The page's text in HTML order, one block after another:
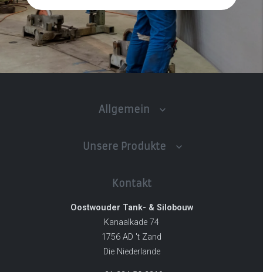
Allgemein
Unsere Produkte
Kontakt
Oostwouder Tank- & Silobouw
Kanaalkade 74
1756 AD 't Zand
Die Niederlande